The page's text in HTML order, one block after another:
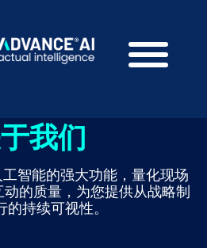
我们
智能的强大功能，量化现场
的质量，为您提供从战略制
的持续可视性。